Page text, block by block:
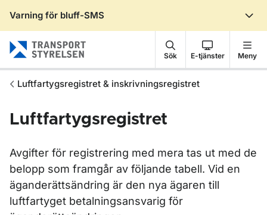
Varning för bluff-SMS
Sök E-tjänster Meny
Luftfartygsregistret & inskrivningsregistret
Luftfartygsregistret
Avgifter för registrering med mera tas ut med de
belopp som framgår av följande tabell. Vid en
äganderättsändring är den nya ägaren till
luftfartyget betalningsansvarig för